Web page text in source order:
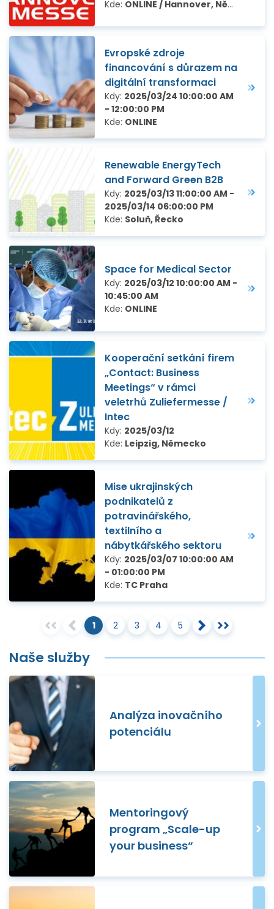
Kde: ONLINE / Hannover, Německo
Evropské zdroje
financování s důrazem na
digitální transformaci
Kdy: 2025/03/24 10:00:00 AM
- 12:00:00 PM
Kde: ONLINE
Renewable EnergyTech
and Forward Green B2B
Kdy: 2025/03/13 11:00:00 AM -
2025/03/14 06:00:00 PM
Kde: Soluň, Řecko
Space for Medical Sector
Kdy: 2025/03/12 10:00:00 AM -
10:45:00 AM
Kde: ONLINE
Kooperační setkání firem
„Contact: Business
Meetings“ v rámci
veletrhů Zuliefermesse /
Intec
Kdy: 2025/03/12
Kde: Leipzig, Německo
Mise ukrajinských
podnikatelů z
potravinářského,
textilního a
nábytkářského sektoru
Kdy: 2025/03/07 10:00:00 AM
- 01:00:00 PM
Kde: TC Praha
1 2 3 4 5
Naše služby
Analýza inovačního
potenciálu
Mentoringový
program „Scale-up
your business“